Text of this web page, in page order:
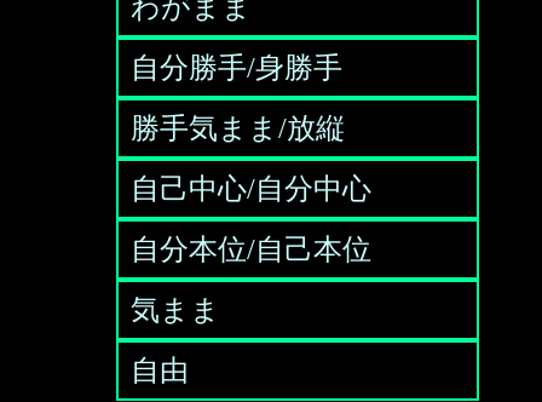
わがまま
自分勝手/身勝手
勝手気まま/放縦
自己中心/自分中心
自分本位/自己本位
気まま
自由